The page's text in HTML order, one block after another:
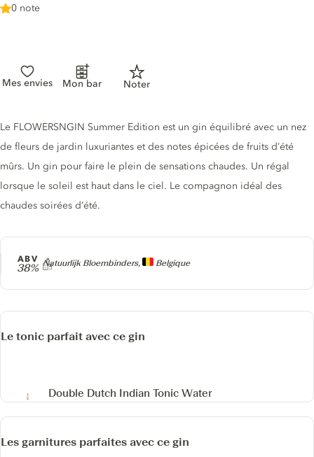
0 note
Mes envies Mon bar Noter
Producteur
Natuurlijk Bloembinders, Belgique
ABV
38%
Description du gin
Le FLOWERSNGIN Summer Edition est un gin équilibré avec un nez
de fleurs de jardin luxuriantes et des notes épicées de fruits d’été
mûrs. Un gin pour faire le plein de sensations chaudes. Un régal
lorsque le soleil est haut dans le ciel. Le compagnon idéal des
chaudes soirées d’été.
Le tonic parfait avec ce gin
Double Dutch Indian Tonic Water
Les garnitures parfaites avec ce gin